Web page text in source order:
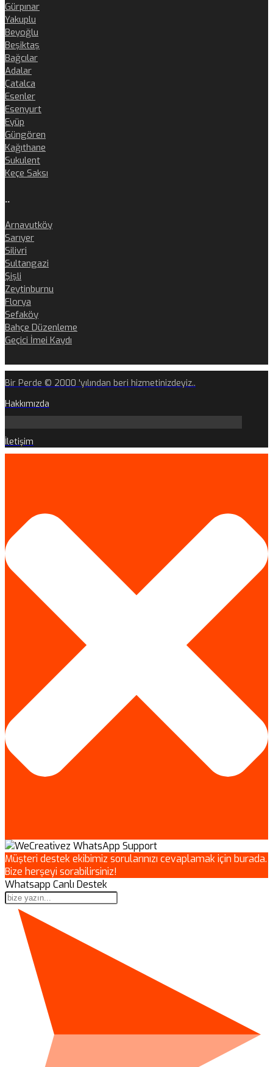
Gürpınar
Yakuplu
Beyoğlu
Beşiktaş
Bağcılar
Adalar
Çatalca
Esenler
Esenyurt
Eyüp
Güngören
Kağıthane
Sukulent
Keçe Saksı
..
Arnavutköy
Sarıyer
Silivri
Sultangazi
Şişli
Zeytinburnu
Florya
Sefaköy
Bahçe Düzenleme
Geçici İmei Kaydı
Bir Perde © 2000 'yılından beri hizmetinizdeyiz..
Hakkımızda
İletişim
Müşteri destek ekibimiz sorularınızı cevaplamak için burada.
Bize herşeyi sorabilirsiniz!
Whatsapp Canlı Destek